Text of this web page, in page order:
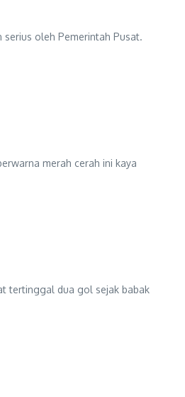
serius oleh Pemerintah Pusat.
merah cerah ini kaya
tertinggal dua gol sejak babak